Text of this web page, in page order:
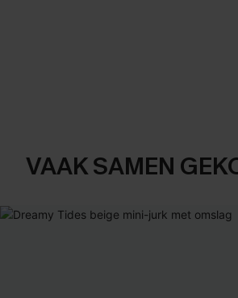
VAAK SAMEN